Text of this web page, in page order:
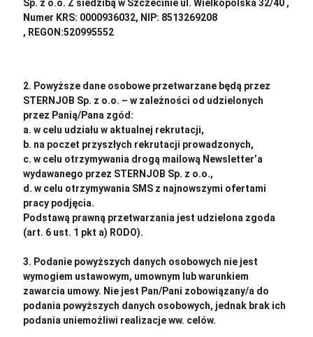
Sp. z o.o. Z siedzibą w Szczecinie ul. Wielkopolska 32/40 ,
Numer KRS: 0000936032, NIP: 8513269208
, REGON:520995552
2. Powyższe dane osobowe przetwarzane będą przez
STERNJOB Sp. z o.o. – w zależności od udzielonych
przez Panią/Pana zgód:
a. w celu udziału w aktualnej rekrutacji,
b. na poczet przyszłych rekrutacji prowadzonych,
c. w celu otrzymywania drogą mailową Newsletter’a
wydawanego przez STERNJOB Sp. z o.o.,
d. w celu otrzymywania SMS z najnowszymi ofertami
pracy podjęcia.
Podstawą prawną przetwarzania jest udzielona zgoda
(art. 6 ust. 1 pkt a) RODO).
3. Podanie powyższych danych osobowych nie jest
wymogiem ustawowym, umownym lub warunkiem
zawarcia umowy. Nie jest Pan/Pani zobowiązany/a do
podania powyższych danych osobowych, jednak brak ich
podania uniemożliwi realizacje ww. celów.